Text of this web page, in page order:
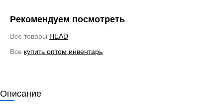
Рекомендуем посмотреть
Все товары HEAD
Все купить оптом инвентарь
Описание